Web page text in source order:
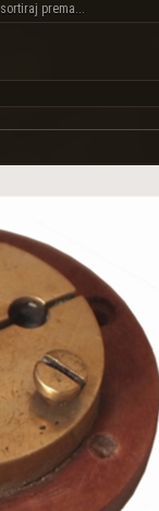
sortiraj prema...